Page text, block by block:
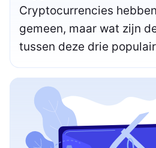
Cryptocurrencies
gemeen, maar wat zijn
tussen deze drie